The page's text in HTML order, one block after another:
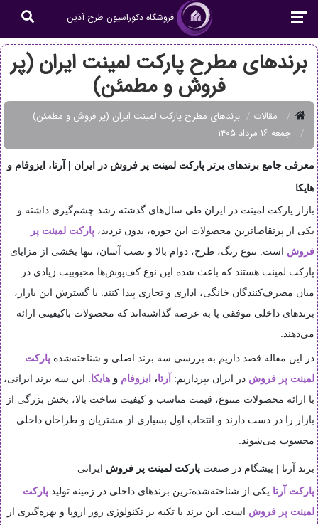
فروشگاه دکوراسیون طرح آذین
برندهای مطرح پارکت لمینت ایران (پر
فروش و مطمئن)
مقالات
برندهای مطرح پارکت لمینت ایران (پر فروش و مطمئن)
جمعه ۱۶ مرداد ۱۴۰۵
معرفی جامع برندهای برتر پارکت لمینت پر فروش در ایران | آرتا، ایزوفام و
هایکا
بازار پارکت لمینت در ایران طی سال‌های گذشته رشد چشم‌گیری داشته و
یکی از پرتقاضاترین محصولات این حوزه، بدون تردید، پارکت لمینت پر
فروش است. تنوع رنگ، طرح، دوام بالا و نصب آسان، تنها بخشی از مزایای
پارکت لمینت هستند که باعث شده این نوع کف‌پوش‌ها محبوبیت زیادی در
میان مصرف‌کنندگان خانگی، اداری و تجاری پیدا کنند. با گسترش این بازار،
برندهای داخلی موفقی پا به عرصه گذاشته‌اند که محصولات باکیفیتی ارائه
می‌دهند.
در این مقاله قصد داریم به بررسی سه برند اصلی و شناخته‌شده پارکت
لمینت پر فروش در ایران بپردازیم: آرتا، ایزوفام و هایکا . این سه برند ایرانی،
با ارائه محصولات متنوع، قیمت مناسب و کیفیت ساخت بالا، بخش بزرگی از
بازار را در دست دارند و انتخاب اول بسیاری از مشتریان و طراحان داخلی
محسوب می‌شوند.
برند آرتا | پیشگام در صنعت پارکت لمینت پر فروش ایرانی
پارکت آرتا یکی از شناخته‌شده‌ترین برندهای داخلی در زمینه تولید پارکت
لمینت پر فروش است. این برند با تکیه بر تکنولوژی روز اروپا و بهره‌گیری از